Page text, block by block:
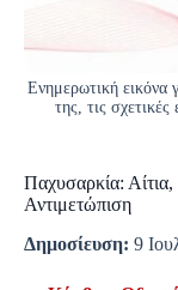
Ενημερωτική εικόνα
της, τις σχετικές
Παχυσαρκία: Αίτια,
Αντιμετώπιση
Δημοσίευση: 9